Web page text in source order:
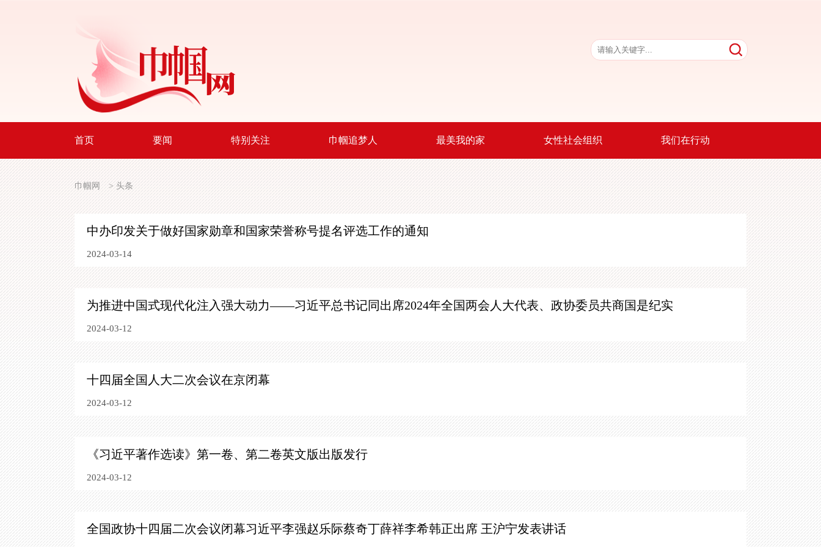
首页 要闻 特别关注 巾帼追梦人 最美我的家 女性社会组织 我们在行动
巾帼网 > 头条
中办印发关于做好国家勋章和国家荣誉称号提名评选工作的通知
2024-03-14
为推进中国式现代化注入强大动力——习近平总书记同出席2024年全国两会人大代表、政协委员共商国是纪实
2024-03-12
十四届全国人大二次会议在京闭幕
2024-03-12
《习近平著作选读》第一卷、第二卷英文版出版发行
2024-03-12
全国政协十四届二次会议闭幕习近平李强赵乐际蔡奇丁薛祥李希韩正出席 王沪宁发表讲话